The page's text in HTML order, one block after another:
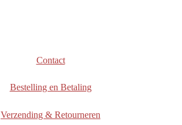
Contact
Bestelling en Betaling
Verzending & Retourneren